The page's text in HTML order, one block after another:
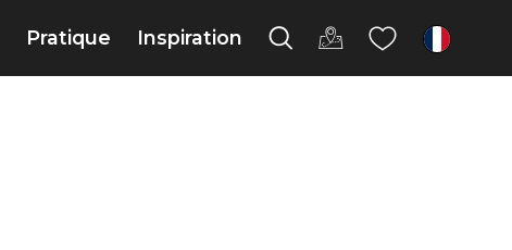
Pratique Inspiration fr